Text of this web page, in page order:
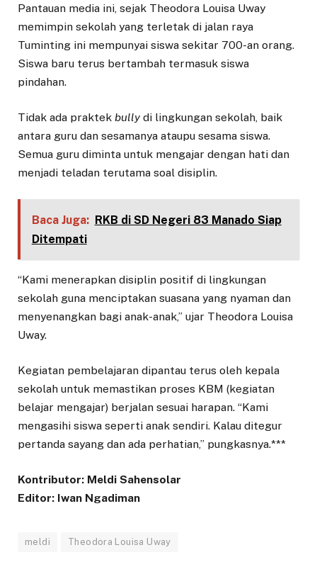
Pantauan media ini, sejak Theodora Louisa Uway
memimpin sekolah yang terletak di jalan raya
Tuminting ini mempunyai siswa sekitar 700-an orang.
Siswa baru terus bertambah termasuk siswa
pindahan.
Tidak ada praktek bully di lingkungan sekolah, baik
antara guru dan sesamanya ataupu sesama siswa.
Semua guru diminta untuk mengajar dengan hati dan
menjadi teladan terutama soal disiplin.
Baca Juga: RKB di SD Negeri 83 Manado Siap
Ditempati
“Kami menerapkan disiplin positif di lingkungan
sekolah guna menciptakan suasana yang nyaman dan
menyenangkan bagi anak-anak,” ujar Theodora Louisa
Uway.
Kegiatan pembelajaran dipantau terus oleh kepala
sekolah untuk memastikan proses KBM (kegiatan
belajar mengajar) berjalan sesuai harapan. “Kami
mengasihi siswa seperti anak sendiri. Kalau ditegur
pertanda sayang dan ada perhatian,” pungkasnya.***
Kontributor: Meldi Sahensolar
Editor: Iwan Ngadiman
meldi Theodora Louisa Uway